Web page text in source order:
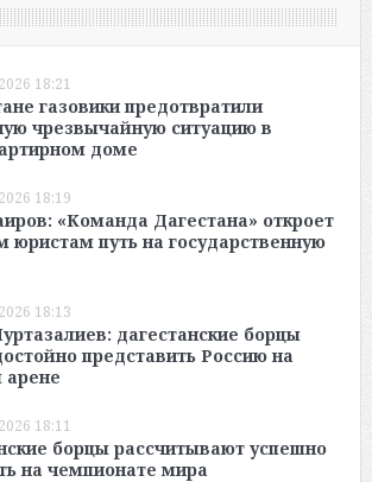
18:21
газовики предотвратили
чрезвычайную ситуацию в
доме
18:19
«Команда Дагестана» откроет
путь на государственную
18:13
дагестанские борцы
представить Россию на
арене
18:11
борцы рассчитывают успешно
на чемпионате мира